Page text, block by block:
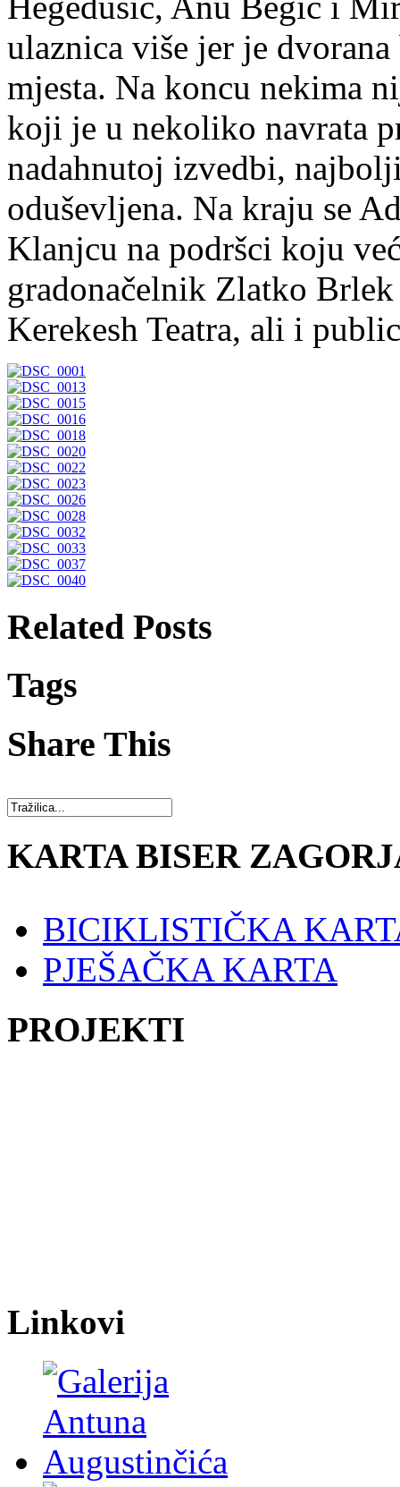
ulaznica više jer je
mjesta. Na koncu nekima
koji je u nekoliko navrata
nadahnutoj izvedbi,
oduševljena. Na kraju se
Klanjcu na podršci koju
gradonačelnik Zlatko
Kerekesh Teatra, ali i
Related Posts
Tags
Share This
KARTA BISER
BICIKLISTIČKA
PJEŠAČKA KARTA
PROJEKTI
Linkovi